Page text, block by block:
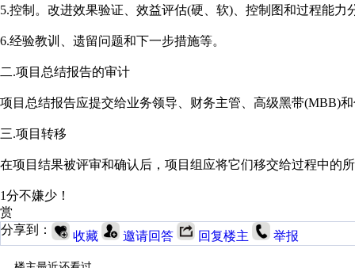
5.控制。改进效果验证、效益评估(硬、软)、控制图和过程能力
6.经验教训、遗留问题和下一步措施等。
二.项目总结报告的审计
项目总结报告应提交给业务领导、财务主管、高级黑带(MBB)
三.项目转移
在项目结果被评审和确认后，项目组应将它们移交给过程中的
1分不嫌少！
赏
分享到：
收藏 邀请回答 回复楼主 举报